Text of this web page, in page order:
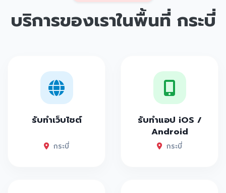
บริการของเราในพื้นที่ กระบี่
รับทำเว็บไซต์
กระบี่
รับทำแอป iOS /
Android
กระบี่